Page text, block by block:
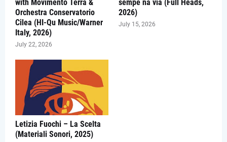
with Movimento Terra &
Orchestra Conservatorio
Cilea (HI-Qu Music/Warner
Italy, 2026)
July 22, 2026
sempe na via (Full Heads,
2026)
July 15, 2026
Letizia Fuochi – La Scelta
(Materiali Sonori, 2025)